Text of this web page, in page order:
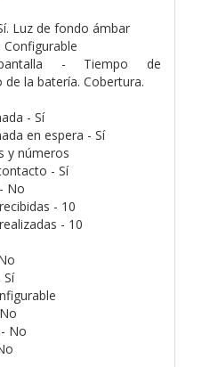
Luz de fondo ámbar
- Tiempo de
la batería. Cobertura.
- Sí
en espera - Sí
y números
- Sí
No
- 10
- 10
No